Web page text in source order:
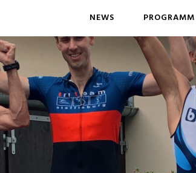
NEWS PROGRAMM